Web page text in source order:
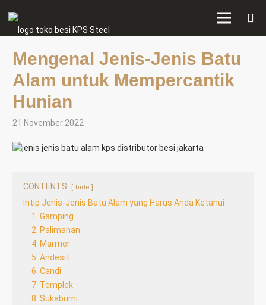
Mengenal Jenis-Jenis Batu
Alam untuk Mempercantik
Hunian
21 November 2022
CONTENTS hide
Intip Jenis-Jenis Batu Alam yang Harus Anda Ketahui
1. Gamping
2. Palimanan
4. Marmer
5. Andesit
6. Candi
7. Templek
8. Sukabumi